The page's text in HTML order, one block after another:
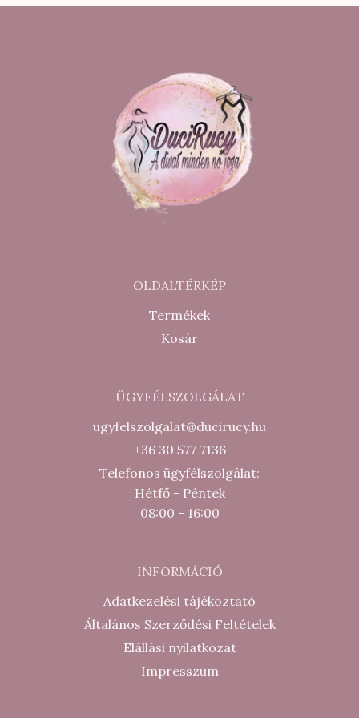
900 Ft. 500 Ft.
900 Ft. 000 Ft.
OLDALTÉRKÉP
Termékek
Kosár
ÜGYFÉLSZOLGÁLAT
ugyfelszolgalat@ducirucy.hu
+36 30 577 7136
Telefonos ügyfélszolgálat:
Hétfő - Péntek
08:00 - 16:00
INFORMÁCIÓ
Adatkezelési tájékoztató
Általános Szerződési Feltételek
Elállási nyilatkozat
Impresszum